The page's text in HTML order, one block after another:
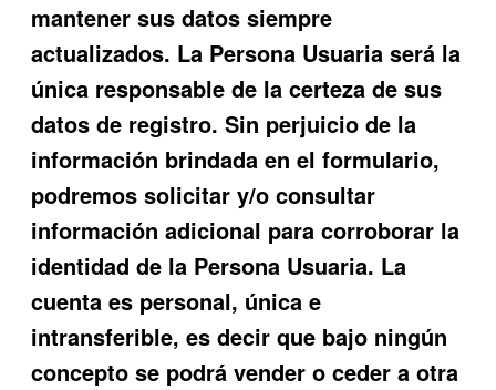
mantener sus datos siempre
actualizados. La Persona Usuaria será la
única responsable de la certeza de sus
datos de registro. Sin perjuicio de la
información brindada en el formulario,
podremos solicitar y/o consultar
información adicional para corroborar la
identidad de la Persona Usuaria. La
cuenta es personal, única e
intransferible, es decir que bajo ningún
concepto se podrá vender o ceder a otra